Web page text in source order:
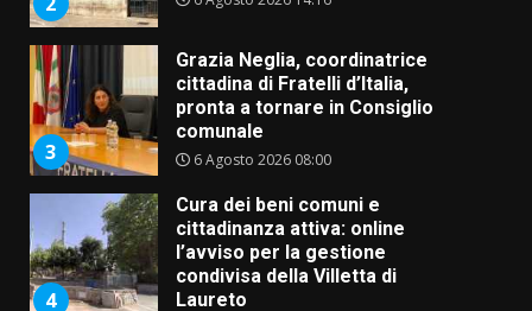
3
cittadina di Fratelli d’Italia,
pronta a tornare in Consiglio
comunale
4
cittadinanza attiva: online
l’avviso per la gestione
condivisa della Villetta di
Laureto